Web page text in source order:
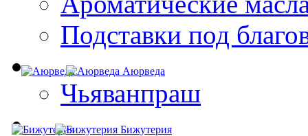
Подставки под
Аюрведа
Чьяванпраш
Бижутерия